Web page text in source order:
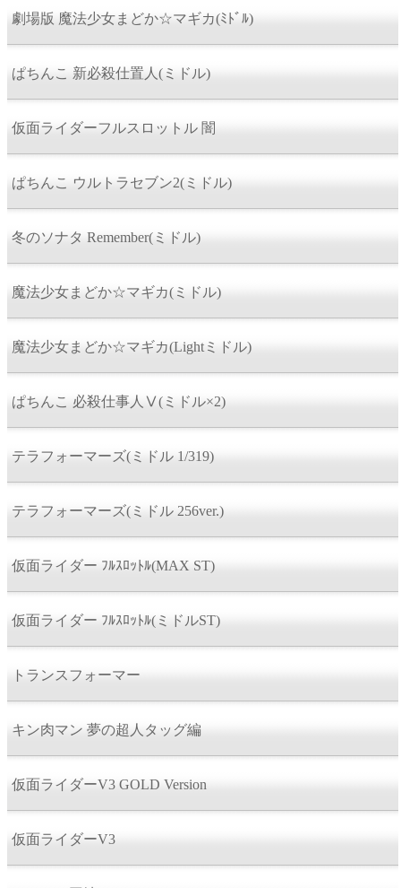
劇場版 魔法少女まどか☆マギカ(ﾐﾄﾞﾙ)
ぱちんこ 新必殺仕置人(ミドル)
仮面ライダーフルスロットル 闇
ぱちんこ ウルトラセブン2(ミドル)
冬のソナタ Remember(ミドル)
魔法少女まどか☆マギカ(ミドル)
魔法少女まどか☆マギカ(Lightミドル)
ぱちんこ 必殺仕事人Ⅴ(ミドル×2)
テラフォーマーズ(ミドル 1/319)
テラフォーマーズ(ミドル 256ver.)
仮面ライダー ﾌﾙｽﾛｯﾄﾙ(MAX ST)
仮面ライダー ﾌﾙｽﾛｯﾄﾙ(ミドルST)
トランスフォーマー
キン肉マン 夢の超人タッグ編
仮面ライダーV3 GOLD Version
仮面ライダーV3